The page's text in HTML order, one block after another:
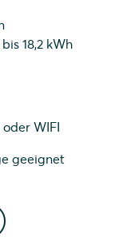
18,2 kWh
WIFI
geeignet